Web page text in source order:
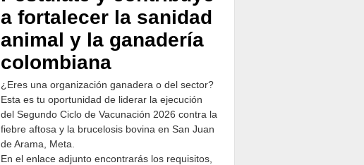
a fortalecer la sanidad
animal y la ganadería
colombiana
¿Eres una organización ganadera o del sector?
Esta es tu oportunidad de liderar la ejecución
del Segundo Ciclo de Vacunación 2026 contra la
fiebre aftosa y la brucelosis bovina en San Juan
de Arama, Meta.
En el enlace adjunto encontrarás los requisitos,